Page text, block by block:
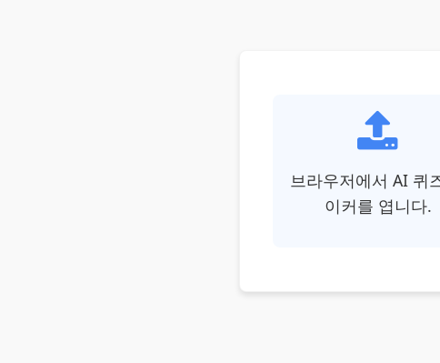
브라우저에서 AI 퀴
이커를 엽니다.